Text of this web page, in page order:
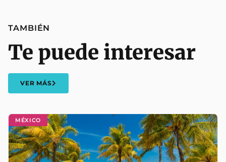
MÉXICO
TAMBIÉN
Te puede interesar
VER MÁS